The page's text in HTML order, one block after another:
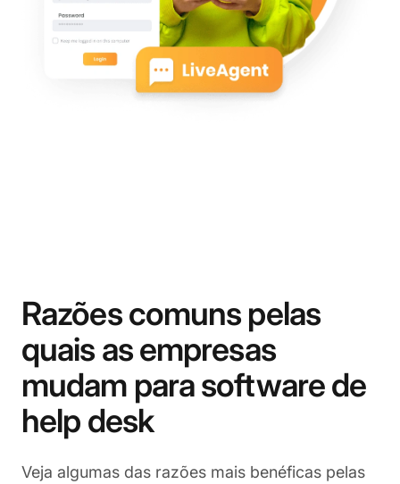
Razões comuns pelas
quais as empresas
mudam para software de
help desk
Veja algumas das razões mais benéficas pelas